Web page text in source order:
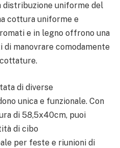
uniforme del
cottura uniforme e
e in legno offrono una
di manovrare comodamente
di diverse
unica e funzionale. Con
di 58,5x40cm, puoi
di cibo
per feste e riunioni di